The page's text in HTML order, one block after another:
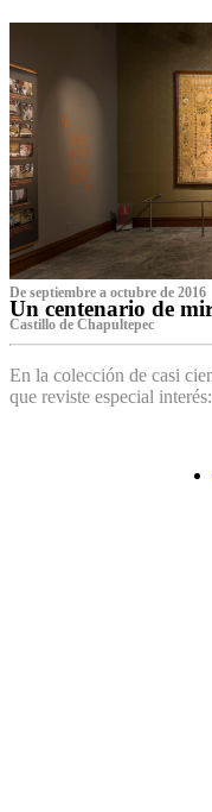
De septiembre a octubre de 2016
Un centenario de
Castillo de Chapultepec
En la colección de casi
que reviste especial